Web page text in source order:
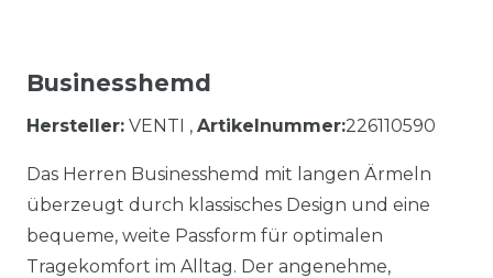
Businesshemd
Hersteller: VENTI , Artikelnummer:226110590
Das Herren Businesshemd mit langen Ärmeln
überzeugt durch klassisches Design und eine
bequeme, weite Passform für optimalen
Tragekomfort im Alltag. Der angenehme,